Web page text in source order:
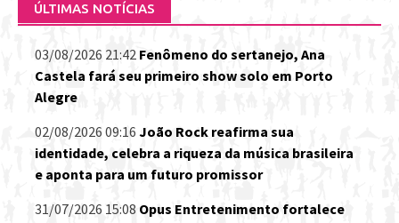
ÚLTIMAS NOTÍCIAS
03/08/2026 21:42 Fenômeno do sertanejo, Ana
Castela fará seu primeiro show solo em Porto
Alegre
02/08/2026 09:16 João Rock reafirma sua
identidade, celebra a riqueza da música brasileira
e aponta para um futuro promissor
31/07/2026 15:08 Opus Entretenimento fortalece